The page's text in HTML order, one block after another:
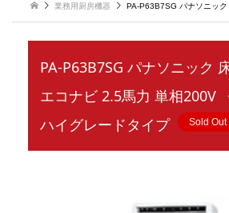
業務用厨房機器 PA-P63B7SG パナソニック 床置形タイプ エコナビ
PA-P63B7SG パナソニック
エコナビ 2.5馬力 単相200V
ハイグレードタイプ
Sold Out